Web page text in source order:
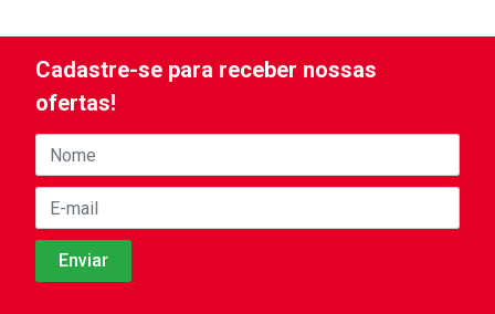
Cadastre-se para receber nossas
ofertas!